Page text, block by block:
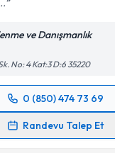
ve Danışmanlık
No: 4 Kat:3 D:6 35220
0 (850) 474 73 69
Randevu Talep Et
Talebi